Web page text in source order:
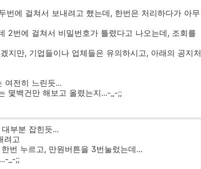
번에 걸쳐서 보내려고 했는데, 한번은 처리하다가 아무
2번에 걸쳐서 비밀번호가 틀렸다고 나오는데, 조회를
지만, 기업들이나 업체들은 유의하시고, 아래의 공지처
여전히 느린듯...
몇백건만 해보고 올렸는지...-_-;;
부분 잡힌듯...
려고
번 누르고, 만원버튼을 3번눌렀는데...
_-;;